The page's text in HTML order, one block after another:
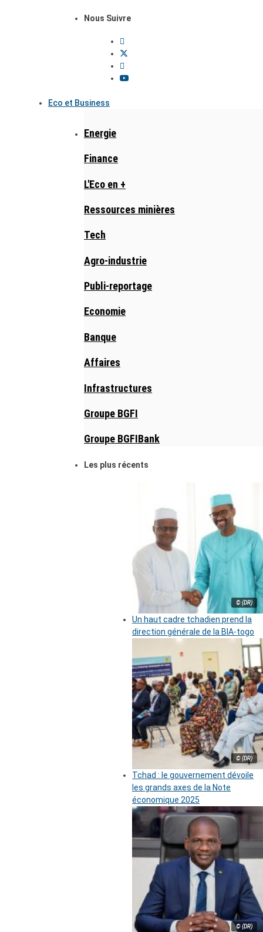
Nous Suivre
Eco et Business
Energie
Finance
L'Eco en +
Ressources minières
Tech
Agro-industrie
Publi-reportage
Economie
Banque
Affaires
Infrastructures
Groupe BGFI
Groupe BGFIBank
Les plus récents
© (DR)
Un haut cadre tchadien prend la
direction générale de la BIA-togo
© (DR)
Tchad : le gouvernement dévoile
les grands axes de la Note
économique 2025
© (DR)